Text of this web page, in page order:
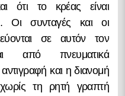
ότι το κρέας είναι
Οι συνταγές και οι
σε αυτόν τον
από πνευματικά
και η διανομή
τη ρητή γραπτή